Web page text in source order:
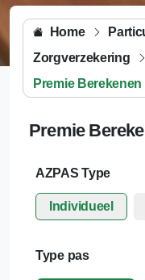
Home
Zorgverzekering
Premie Berekenen
Premie
AZPAS Type
Individueel
Type pas